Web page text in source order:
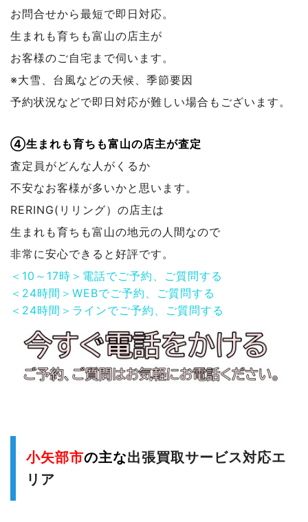
お問合せから最短で即日対応。
生まれも育ちも富山の店主が
お客様のご自宅まで伺います。
※大雪、台風などの天候、季節要因
予約状況などで即日対応が難しい場合もございます。
④生まれも育ちも富山の店主が査定
査定員がどんな人がくるか
不安なお客様が多いかと思います。
RERING(リリング）の店主は
生まれも育ちも富山の地元の人間なので
非常に安心できると好評です。
＜10～17時＞電話でご予約、ご質問する
＜24時間＞WEBでご予約、ご質問する
＜24時間＞ラインでご予約、ご質問する
小矢部市の主な出張買取サービス対応エ
リア